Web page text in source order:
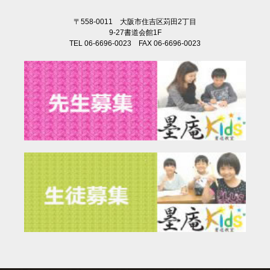
〒558-0011 大阪市住吉区苅田2丁目
9-27書道会館1F
TEL 06-6696-0023 FAX 06-6696-0023